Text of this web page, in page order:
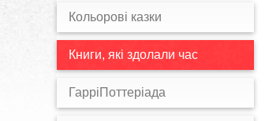
Кольорові казки
Книги, які здолали час
ГарріПоттеріада